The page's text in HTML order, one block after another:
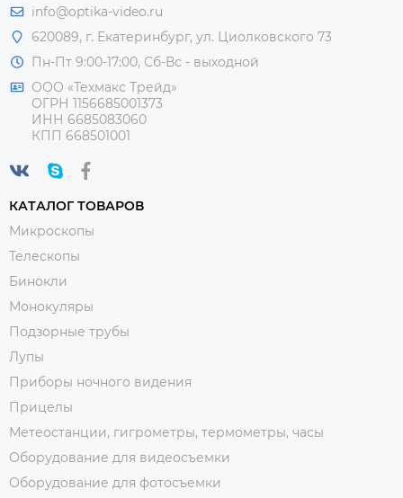
info@optika-video.ru
620089, г. Екатеринбург, ул. Циолковского 73
Пн-Пт 9:00-17:00, Сб-Вс - выходной
ООО «Техмакс Трейд»
ОГРН 1156685001373
ИНН 6685083060
КПП 668501001
КАТАЛОГ ТОВАРОВ
Микроскопы
Телескопы
Бинокли
Монокуляры
Подзорные трубы
Лупы
Приборы ночного видения
Прицелы
Метеостанции, гигрометры, термометры, часы
Оборудование для видеосъемки
Оборудование для фотосъемки